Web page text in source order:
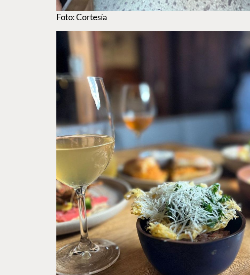
Foto: Cortesía